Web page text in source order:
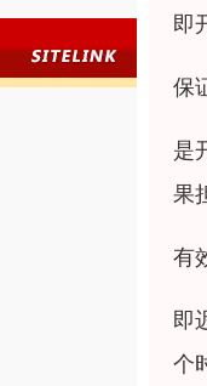
即
保
是
果
有
即
个